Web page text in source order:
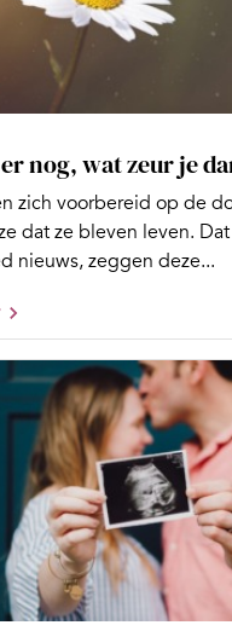
nog, wat zeur je
zich voorbereid op de
dat ze bleven leven.
nieuws, zeggen deze...